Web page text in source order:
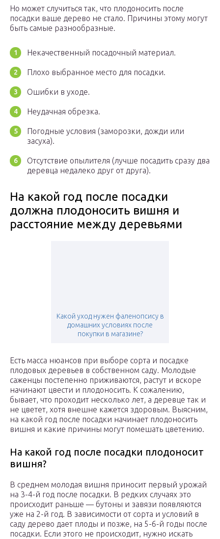
Но может случиться так, что плодоносить после
посадки ваше дерево не стало. Причины этому могут
быть самые разнообразные.
Некачественный посадочный материал.
Плохо выбранное место для посадки.
Ошибки в уходе.
Неудачная обрезка.
Погодные условия (заморозки, дожди или
засуха).
Отсутствие опылителя (лучше посадить сразу два
деревца недалеко друг от друга).
На какой год после посадки
должна плодоносить вишня и
расстояние между деревьями
Какой уход нужен фаленопсису в
домашних условиях после
покупки в магазине?
Есть масса нюансов при выборе сорта и посадке
плодовых деревьев в собственном саду. Молодые
саженцы постепенно приживаются, растут и вскоре
начинают цвести и плодоносить. К сожалению,
бывает, что проходит несколько лет, а деревце так и
не цветет, хотя внешне кажется здоровым. Выясним,
на какой год после посадки начинает плодоносить
вишня и какие причины могут помешать цветению.
На какой год после посадки плодоносит
вишня?
В среднем молодая вишня приносит первый урожай
на 3-4-й год после посадки. В редких случаях это
происходит раньше — бутоны и завязи появляются
уже на 2-й год. В зависимости от сорта и условий в
саду дерево дает плоды и позже, на 5-6-й годы после
посадки. Если этого не происходит, нужно искать